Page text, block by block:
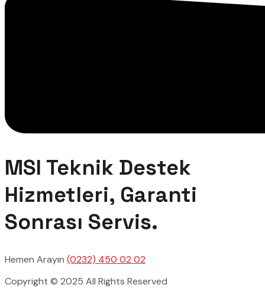
MSI Teknik Destek
Hizmetleri, Garanti
Sonrası Servis.
Hemen Arayın (0232) 450 02 02
Copyright © 2025 All Rights Reserved